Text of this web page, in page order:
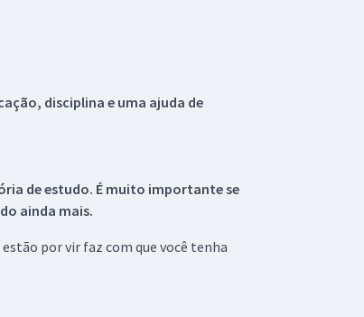
disciplina e uma ajuda de
de estudo. É muito importante se
ainda mais.
por vir faz com que você tenha